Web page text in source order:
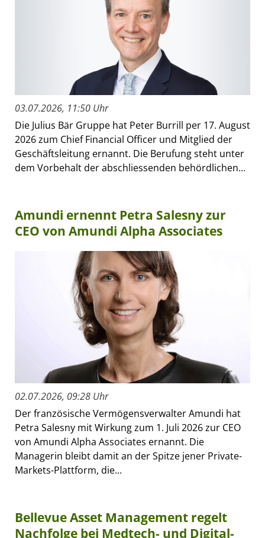
03.07.2026, 11:50 Uhr
Die Julius Bär Gruppe hat Peter Burrill per 17. August
2026 zum Chief Financial Officer und Mitglied der
Geschäftsleitung ernannt. Die Berufung steht unter
dem Vorbehalt der abschliessenden behördlichen...
Amundi ernennt Petra Salesny zur
CEO von Amundi Alpha Associates
02.07.2026, 09:28 Uhr
Der französische Vermögensverwalter Amundi hat
Petra Salesny mit Wirkung zum 1. Juli 2026 zur CEO
von Amundi Alpha Associates ernannt. Die
Managerin bleibt damit an der Spitze jener Private-
Markets-Plattform, die...
Bellevue Asset Management regelt
Nachfolge bei Medtech- und Digital-